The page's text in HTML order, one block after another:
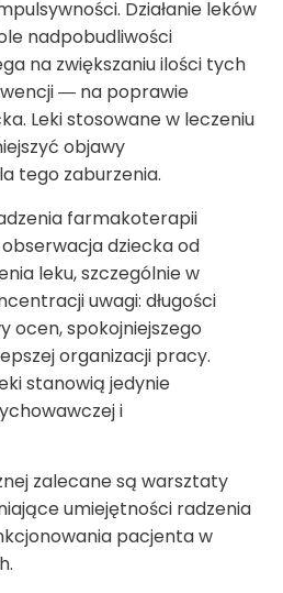
Działanie leków
nadpobudliwości
na zwiększaniu ilości tych
― na poprawie
Leki stosowane w leczeniu
objawy
tego zaburzenia.
farmakoterapii
dziecka od
leku, szczególnie w
uwagi: długości
ocen, spokojniejszego
organizacji pracy.
stanowią jedynie
i
zalecane są warsztaty
umiejętności radzenia
pacjenta w